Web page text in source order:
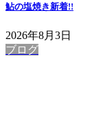
鮎の塩焼き新着!!
2026年8月3日
ブログ